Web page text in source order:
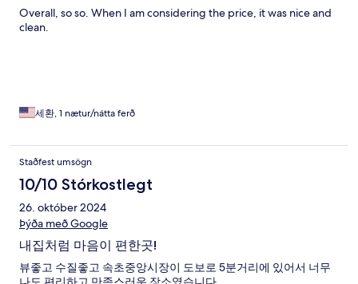
Overall, so so. When I am considering the price, it was nice and
clean.
세환, 1 nætur/nátta ferð
Staðfest umsögn
10/10 Stórkostlegt
26. október 2024
Þýða með Google
내집처럼 마음이 편한곳!
뷰좋고 수질좋고 속초중앙시장이 도보로 5분거리에 있어서 너무